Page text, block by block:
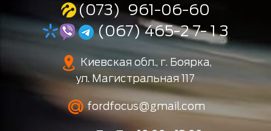
(073) 961-06-60
(067) 465-2 7- 1 3
Киевская обл., г. Боярка,
ул. Магистральная 117
fordfocus@gmail.com